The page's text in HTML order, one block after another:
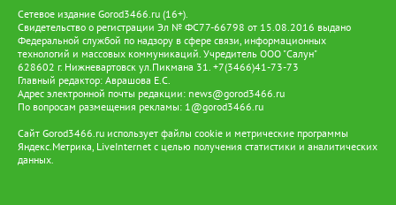
Сетевое издание Gorod3466.ru (16+).
Свидетельство о регистрации Эл № ФС77-66798 от 15.08.2016 выдано
Федеральной службой по надзору в сфере связи, информационных
технологий и массовых коммуникаций. Учредитель ООО "Салун"
628602 г. Нижневартовск ул.Пикмана 31. +7(3466)41-73-73
Главный редактор: Аврашова Е.С.
Адрес электронной почты редакции: news@gorod3466.ru
По вопросам размещения рекламы: 1@gorod3466.ru
Сайт Gorod3466.ru использует файлы cookie и метрические программы
Яндекс.Метрика, LiveInternet с целью получения статистики и аналитических
данных.